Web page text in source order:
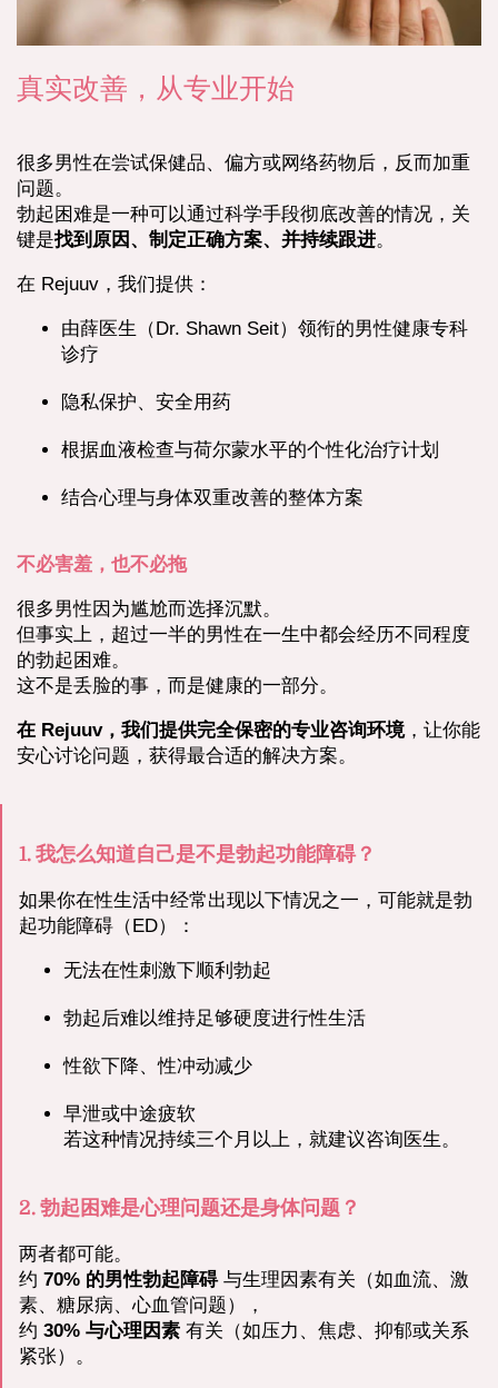
真实改善，从专业开始
很多男性在尝试保健品、偏方或网络药物后，反而加重
问题。
勃起困难是一种可以通过科学手段彻底改善的情况，关
键是找到原因、制定正确方案、并持续跟进。
在 Rejuuv，我们提供：
由薛医生（Dr. Shawn Seit）领衔的男性健康专科
诊疗
隐私保护、安全用药
根据血液检查与荷尔蒙水平的个性化治疗计划
结合心理与身体双重改善的整体方案
不必害羞，也不必拖
很多男性因为尴尬而选择沉默。
但事实上，超过一半的男性在一生中都会经历不同程度
的勃起困难。
这不是丢脸的事，而是健康的一部分。
在 Rejuuv，我们提供完全保密的专业咨询环境，让你能
安心讨论问题，获得最合适的解决方案。
1. 我怎么知道自己是不是勃起功能障碍？
如果你在性生活中经常出现以下情况之一，可能就是勃
起功能障碍（ED）：
无法在性刺激下顺利勃起
勃起后难以维持足够硬度进行性生活
性欲下降、性冲动减少
早泄或中途疲软
若这种情况持续三个月以上，就建议咨询医生。
2. 勃起困难是心理问题还是身体问题？
两者都可能。
约 70% 的男性勃起障碍与生理因素有关（如血流、激
素、糖尿病、心血管问题），
约 30% 与心理因素 有关（如压力、焦虑、抑郁或关系
紧张）。